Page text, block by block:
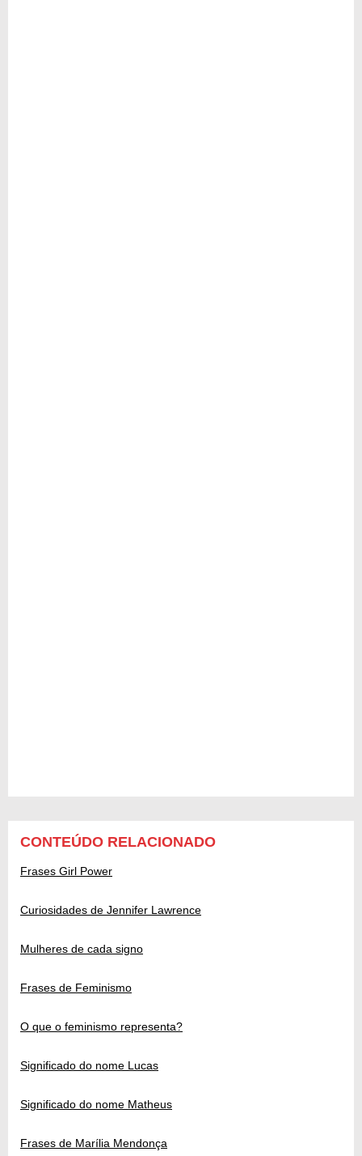
CONTEÚDO RELACIONADO
Frases Girl Power
Curiosidades de Jennifer Lawrence
Mulheres de cada signo
Frases de Feminismo
O que o feminismo representa?
Significado do nome Lucas
Significado do nome Matheus
Frases de Marília Mendonça